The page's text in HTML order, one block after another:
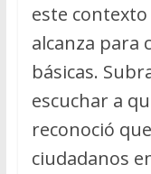
este
alcanza para
básicas.
escuchar a
reconoció
ciudadanos